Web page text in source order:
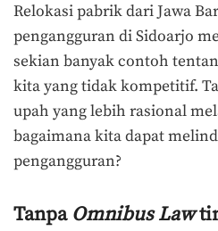
Relokasi pabrik dari Jawa
pengangguran di Sidoarjo
sekian banyak contoh
kita yang tidak kompetitif.
upah yang lebih rasional
bagaimana kita dapat
pengangguran?
Tanpa Omnibus Law